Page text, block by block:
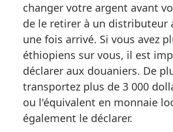
changer votre argent avant
de le retirer à un distributeur
une fois arrivé. Si vous avez
éthiopiens sur vous, il est
déclarer aux douaniers. De
transportez plus de 3 000
ou l'équivalent en monnaie
également le déclarer.